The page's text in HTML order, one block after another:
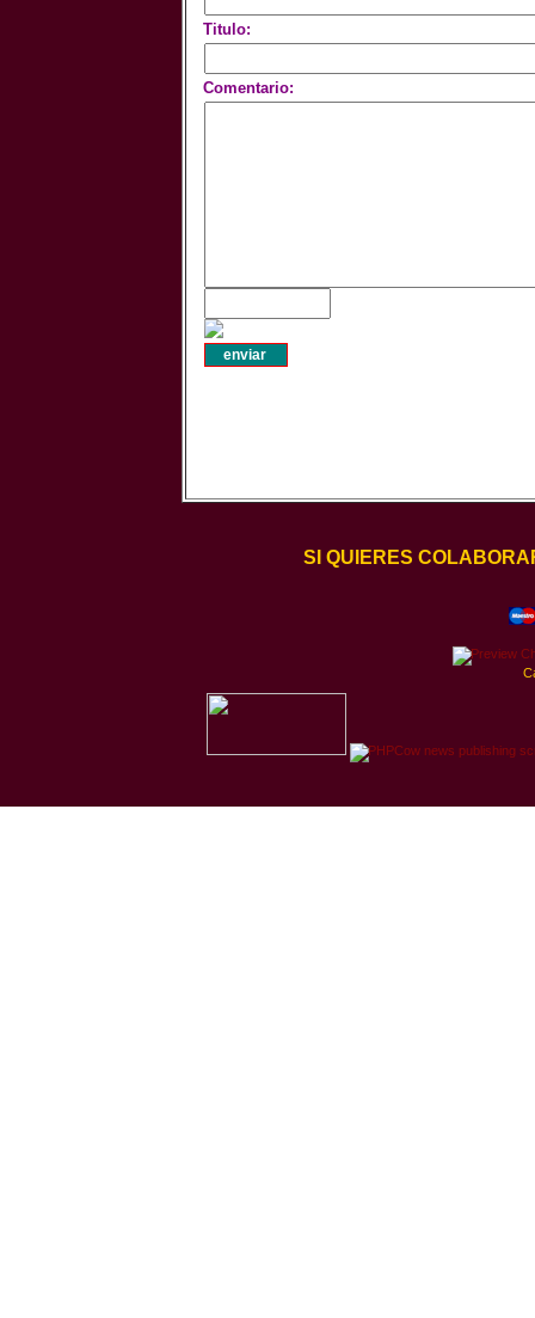
Titulo:
Comentario:
SI QUIERES